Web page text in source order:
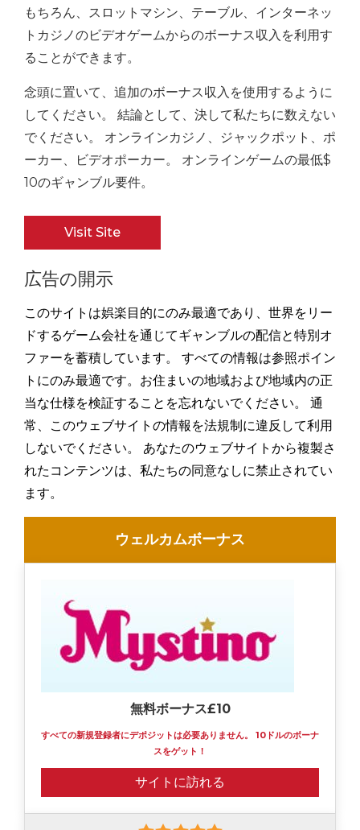
もちろん、スロットマシン、テーブル、インターネッ
トカジノのビデオゲームからのボーナス収入を利用す
ることができます。
念頭に置いて、追加のボーナス収入を使用するように
してください。 結論として、決して私たちに数えない
でください。 オンラインカジノ、ジャックポット、ポ
ーカー、ビデオポーカー。 オンラインゲームの最低$
10のギャンブル要件。
Visit Site
広告の開示
このサイトは娯楽目的にのみ最適であり、世界をリー
ドするゲーム会社を通じてギャンブルの配信と特別オ
ファーを蓄積しています。 すべての情報は参照ポイン
トにのみ最適です。お住まいの地域および地域内の正
当な仕様を検証することを忘れないでください。 通
常、このウェブサイトの情報を法規制に違反して利用
しないでください。 あなたのウェブサイトから複製さ
れたコンテンツは、私たちの同意なしに禁止されてい
ます。
ウェルカムボーナス
無料ボーナス£10
すべての新規登録者にデポジットは必要ありません。 10ドルのボーナ
スをゲット！
サイトに訪れる